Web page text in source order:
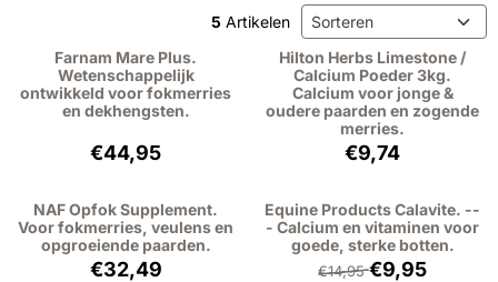
5 Artikelen Sorteermethode
Farnam Mare Plus.
Wetenschappelijk
ontwikkeld voor fokmerries
en dekhengsten.
Prijs: 44,95, exclusief btw: 41,24
€44,95
Hilton Herbs Limestone /
Calcium Poeder 3kg.
Calcium voor jonge &
oudere paarden en zogende
merries.
Prijs: 9,74,
€9,74
NAF Opfok Supplement.
Voor fokmerries, veulens en
opgroeiende paarden.
Prijs: 32,49, exclusief btw: 29,81
€32,49
Equine Products Calavite. --
- Calcium en vitaminen voor
goede, sterke botten.
Van 14,95 voor
€14,95€9,95